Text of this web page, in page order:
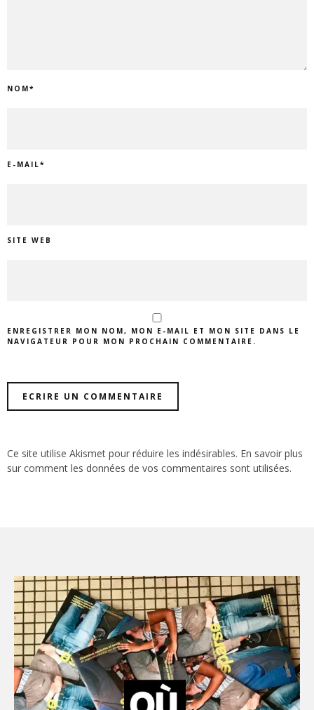
NOM*
E-MAIL*
SITE WEB
ENREGISTRER MON NOM, MON E-MAIL ET MON SITE DANS LE
NAVIGATEUR POUR MON PROCHAIN COMMENTAIRE.
Ce site utilise Akismet pour réduire les indésirables. En savoir plus
sur comment les données de vos commentaires sont utilisées.